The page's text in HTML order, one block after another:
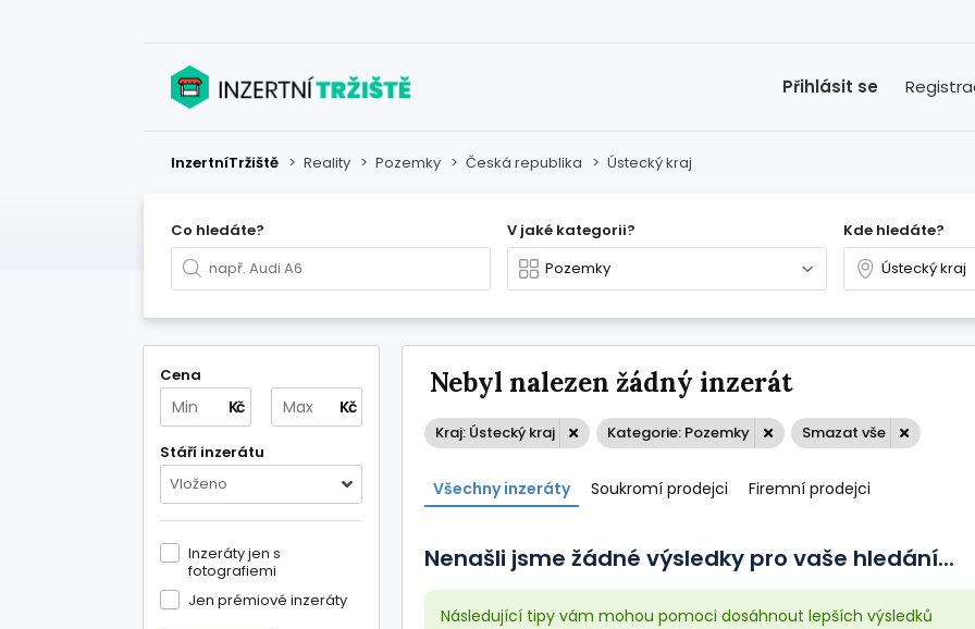
Přihlásit se
InzertníTržiště > Reality > Pozemky > Česká republika > Ústecký kraj
Co hledáte? V jaké kategorii? Kde hledáte?
Cena
Kč Kč
Stáří inzerátu
Vloženo
Inzeráty jen s
fotografiemi
Jen prémiové inzeráty
Nebyl nalezen žádný inzerát
Kraj: Ústecký kraj Kategorie: Pozemky Smazat vše
Všechny inzeráty Soukromí prodejci Firemní prodejci
Nenašli jsme žádné výsledky pro vaše hledání...
Následující tipy vám mohou pomoci dosáhnout lepších výsledků